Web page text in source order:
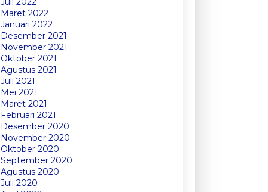
Maret 2022
Januari 2022
Desember 2021
November 2021
Oktober 2021
Agustus 2021
Juli 2021
Mei 2021
Maret 2021
Februari 2021
Desember 2020
November 2020
Oktober 2020
September 2020
Agustus 2020
Juli 2020